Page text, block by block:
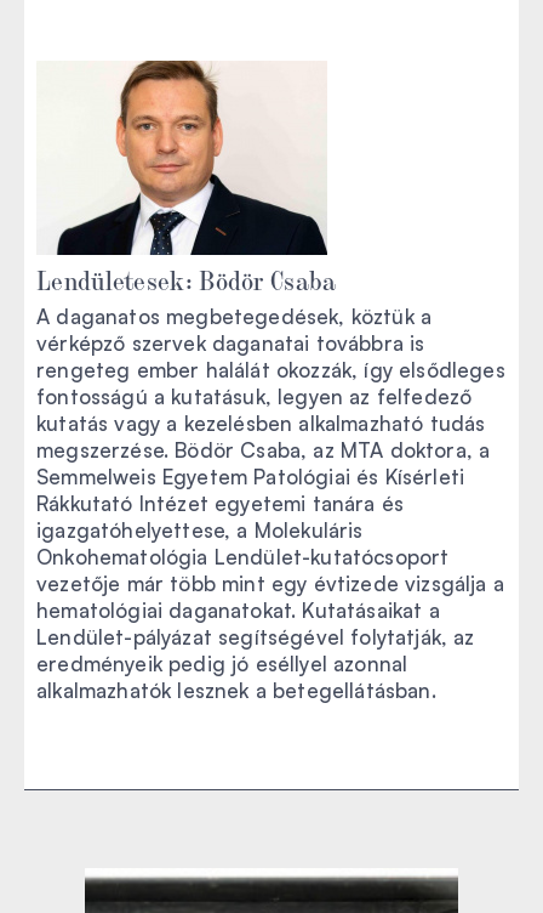
Lendületesek: Bödör Csaba
A daganatos megbetegedések, köztük a
vérképző szervek daganatai továbbra is
rengeteg ember halálát okozzák, így elsődleges
fontosságú a kutatásuk, legyen az felfedező
kutatás vagy a kezelésben alkalmazható tudás
megszerzése. Bödör Csaba, az MTA doktora, a
Semmelweis Egyetem Patológiai és Kísérleti
Rákkutató Intézet egyetemi tanára és
igazgatóhelyettese, a Molekuláris
Onkohematológia Lendület-kutatócsoport
vezetője már több mint egy évtizede vizsgálja a
hematológiai daganatokat. Kutatásaikat a
Lendület-pályázat segítségével folytatják, az
eredményeik pedig jó eséllyel azonnal
alkalmazhatók lesznek a betegellátásban.